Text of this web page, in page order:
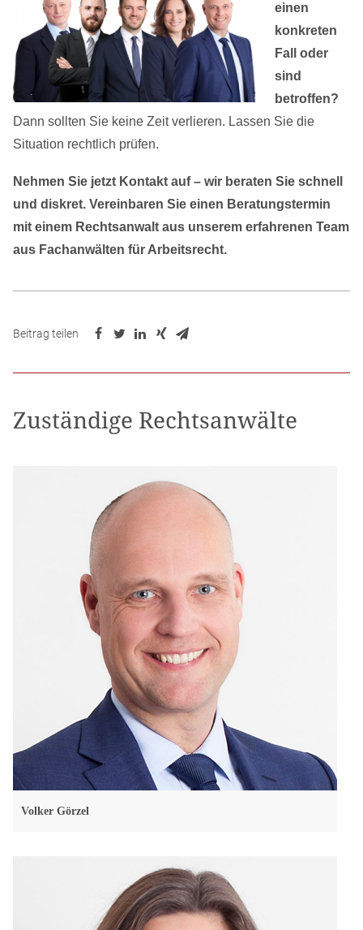
einen
konkreten
Fall oder
sind
betroffen?
Dann sollten Sie keine Zeit verlieren. Lassen Sie die
Situation rechtlich prüfen.
Nehmen Sie jetzt Kontakt auf – wir beraten Sie schnell
und diskret. Vereinbaren Sie einen Beratungstermin
mit einem Rechtsanwalt aus unserem erfahrenen Team
aus Fachanwälten für Arbeitsrecht.
Beitrag teilen
Zuständige Rechtsanwälte
Volker Görzel